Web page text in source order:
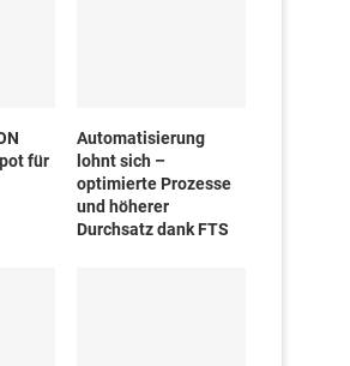
für
Automatisierung
lohnt sich –
optimierte Prozesse
und höherer
Durchsatz dank FTS